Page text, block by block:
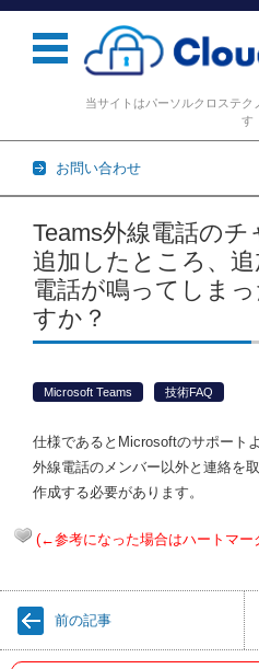
当サイトはパーソルクロステク
す
お問い合わせ
コンテンツに移動
Teams外線電話の
追加したところ、
電話が鳴ってしま
すか？
Microsoft Teams 技術FAQ
仕様であるとMicrosoftのサポート
外線電話のメンバー以外と連絡を
作成する必要があります。
(←参考になった場合はハートマー
前の記事